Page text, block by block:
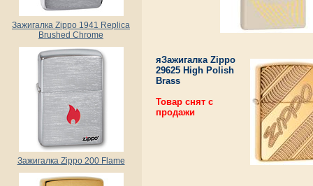
Зажигалка Zippo 1941 Replica
Brushed Chrome
Зажигалка Zippo 200 Flame
яЗажигалка Zippo
29625 High Polish
Brass
Товар снят с
продажи